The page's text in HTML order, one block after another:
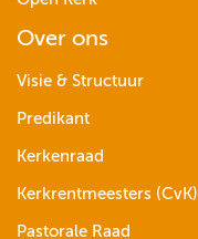
Over ons
Visie & Structuur
Predikant
Kerkenraad
Kerkrentmeesters (CvK)
Pastorale Raad